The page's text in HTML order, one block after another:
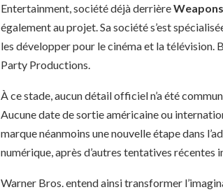
Entertainment, société déjà derrièreWeapons
également au projet. Sa société s’est
les développer pour le cinéma et la télévision.
Party Productions.
À ce stade, aucun détail officiel n’a été
Aucune date de sortie américaine ou
marque néanmoins une nouvelle étape dans
numérique, après d’autres tentatives récentes
Warner Bros. entend ainsi transformer